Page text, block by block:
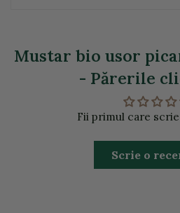
Mustar bio usor
- Părerile
Fii primul care
Scrie o